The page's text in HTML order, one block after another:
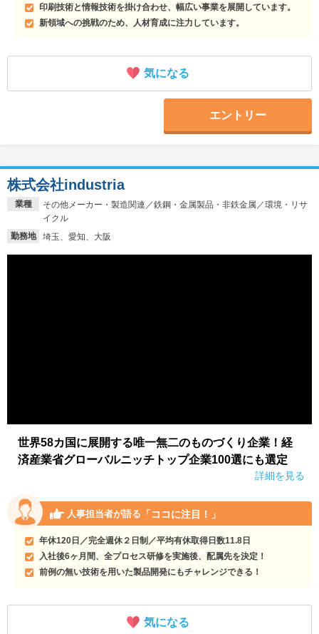
印刷技術と情報技術を掛け合わせ、幅広い事業を展開しています。
新領域への挑戦のため、人材育成に注力しています。
気になる
エントリー
業種
その他メーカー・製造関連／鉄鋼・金属製品・非鉄金属／環境・リサ
イクル
勤務地
埼玉、愛知、大阪
株式会社industria
世界58カ国に展開する唯一無二のものづくり企業！経
済産業省グローバルニッチトップ企業100選にも選定
詳細を見る
人事担当者が語る 「ココに注目！」
年休120日／完全週休２日制／平均有休取得日数11.8日
入社後6ヶ月間、全プロセス研修を実施後、配属先を決定！
前例の無い技術を用いた製品開発にもチャレンジできる！
気になる